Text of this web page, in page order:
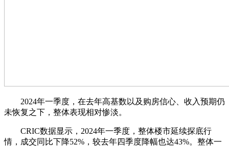
2024年一季度，在去年高基数以及购房信心、收入预期仍
未恢复之下，整体表现相对惨淡。
CRIC数据显示，2024年一季度，整体楼市延续探底行
情，成交同比下降52%，较去年四季度降幅也达43%。整体一